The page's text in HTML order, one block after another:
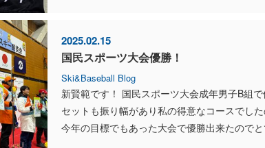
2025.02.15
国民スポーツ大会優勝！
Ski&Baseball Blog
新賢範です！ 国民スポーツ大会成年男子B組
セットも振り幅があり私の得意なコースでし
今年の目標でもあった大会で優勝出来たので